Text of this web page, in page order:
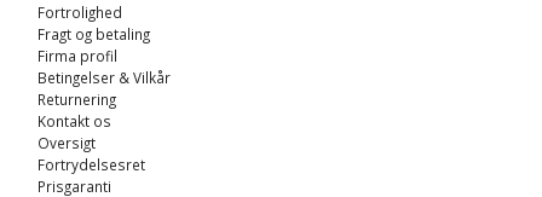
Fortrolighed
Fragt og betaling
Firma profil
Betingelser & Vilkår
Returnering
Kontakt os
Oversigt
Fortrydelsesret
Prisgaranti